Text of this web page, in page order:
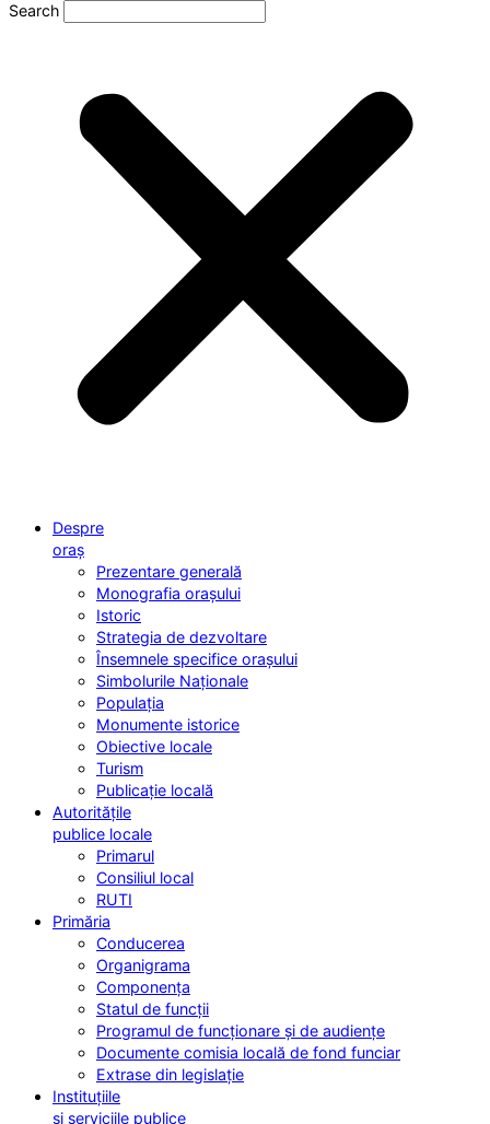
Search
Despre
oraș
Prezentare generală
Monografia orașului
Istoric
Strategia de dezvoltare
Însemnele specifice orașului
Simbolurile Naționale
Populația
Monumente istorice
Obiective locale
Turism
Publicație locală
Autoritățile
publice locale
Primarul
Consiliul local
RUTI
Primăria
Conducerea
Organigrama
Componența
Statul de funcții
Programul de funcționare și de audiențe
Documente comisia locală de fond funciar
Extrase din legislație
Instituțiile
și serviciile publice